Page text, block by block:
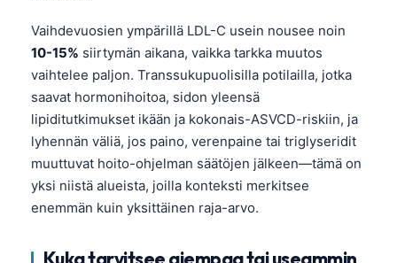
Vaihdevuosien ympärillä LDL-C usein nousee noin
10-15% siirtymän aikana, vaikka tarkka muutos
vaihtelee paljon. Transsukupuolisilla potilailla, jotka
saavat hormonihoitoa, sidon yleensä
lipiditutkimukset ikään ja kokonais-ASVCD-riskiin, ja
lyhennän väliä, jos paino, verenpaine tai triglyseridit
muuttuvat hoito-ohjelman säätöjen jälkeen—tämä on
yksi niistä alueista, joilla konteksti merkitsee
enemmän kuin yksittäinen raja-arvo.
Kuka tarvitsee aiempaa tai useammin
ქართული
Русский
Lietuvių kalba
Polski
한국어
Slovenščina
Magyar